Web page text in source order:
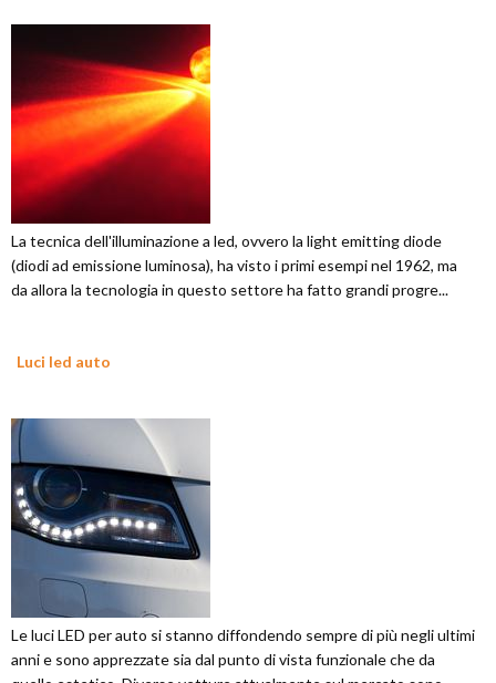
La tecnica dell'illuminazione a led, ovvero la light emitting diode
(diodi ad emissione luminosa), ha visto i primi esempi nel 1962, ma
da allora la tecnologia in questo settore ha fatto grandi progre...
Luci led auto
Le luci LED per auto si stanno diffondendo sempre di più negli ultimi
anni e sono apprezzate sia dal punto di vista funzionale che da